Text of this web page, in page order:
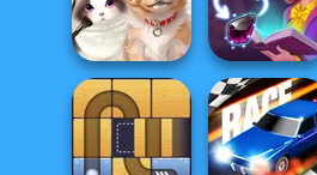
Boxing Gang
Stars
Untangle Rings
Master
Pet Salon Sorting Sorcery